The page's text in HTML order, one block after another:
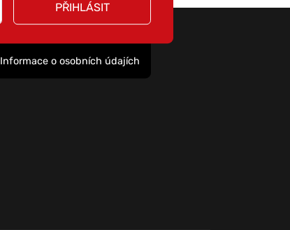
PŘIHLÁSIT
Informace o osobních údajích